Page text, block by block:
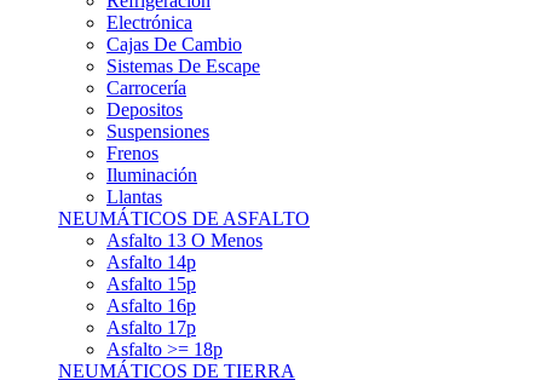
Electrónica
Cajas De Cambio
Sistemas De Escape
Carrocería
Depositos
Suspensiones
Frenos
Iluminación
Llantas
NEUMÁTICOS DE ASFALTO
Asfalto 13 O Menos
Asfalto 14p
Asfalto 15p
Asfalto 16p
Asfalto 17p
Asfalto >= 18p
NEUMÁTICOS DE TIERRA